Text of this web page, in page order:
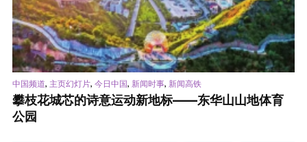
中国频道, 主页幻灯片, 今日中国, 新闻时事, 新闻高铁
攀枝花城芯的诗意运动新地标——东华山山地体育
公园